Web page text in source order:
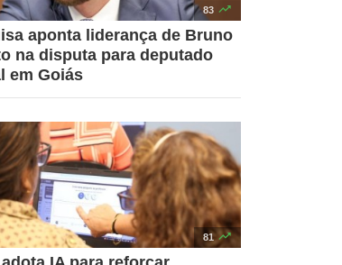
83 
aponta liderança de Bruno
na disputa para deputado
em Goiás
81 